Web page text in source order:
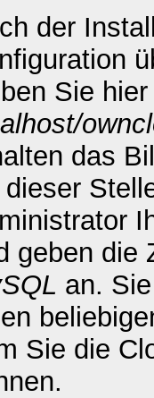
der
Sie
das
geben die
an.
Sie die